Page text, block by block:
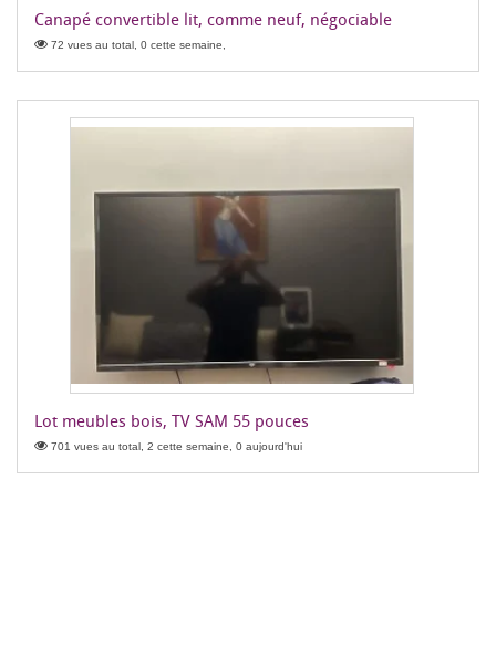
Canapé convertible lit, comme neuf, négociable
72 vues au total, 0 cette semaine,
Lot meubles bois, TV SAM 55 pouces
701 vues au total, 2 cette semaine, 0 aujourd'hui